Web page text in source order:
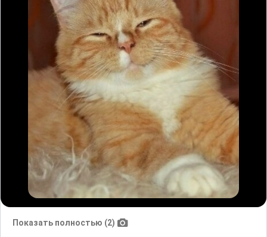
Показать полностью (2)